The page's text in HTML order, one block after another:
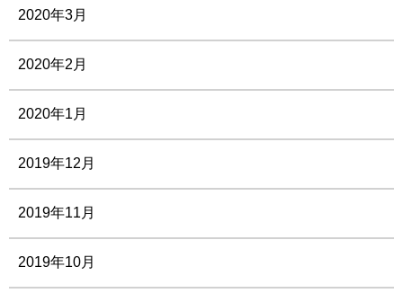
2020年3月
2020年2月
2020年1月
2019年12月
2019年11月
2019年10月